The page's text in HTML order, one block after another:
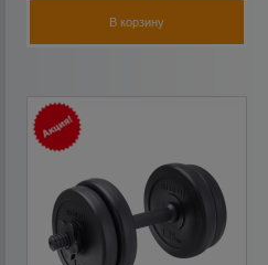
В корзину